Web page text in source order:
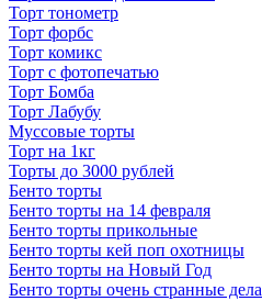
Торт тонометр
Торт форбс
Торт комикс
Торт с фотопечатью
Торт Бомба
Торт Лабубу
Муссовые торты
Торт на 1кг
Торты до 3000 рублей
Бенто торты
Бенто торты на 14 февраля
Бенто торты прикольные
Бенто торты кей поп охотницы
Бенто торты на Новый Год
Бенто торты очень странные дела